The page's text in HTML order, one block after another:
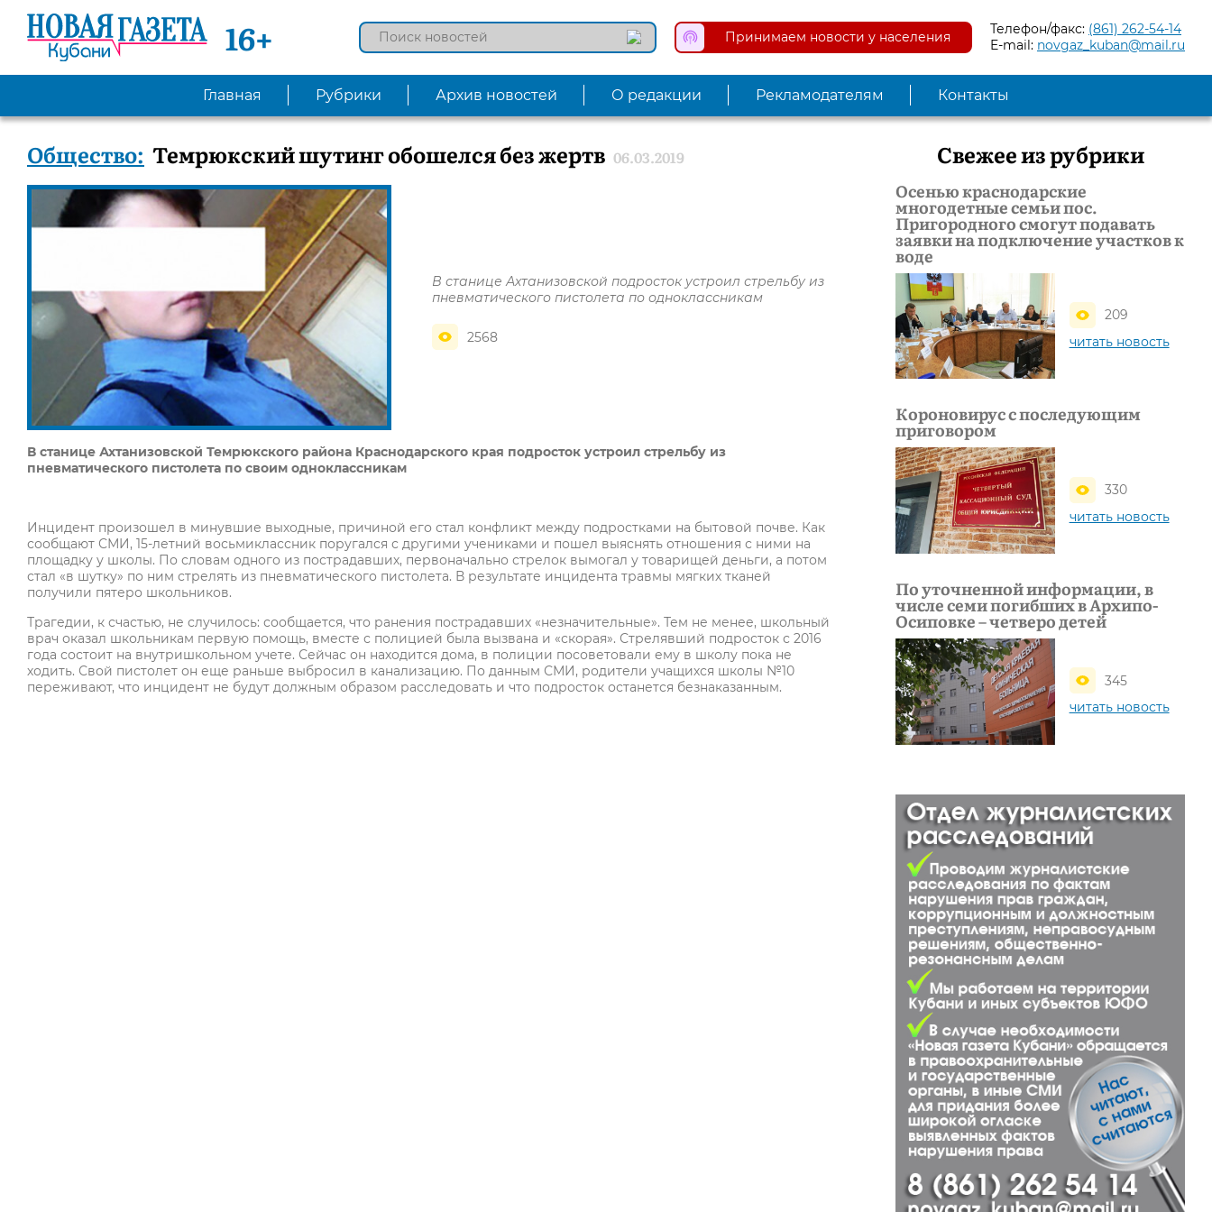
16+ Принимаем новости у населения Телефон/факс: (861) 262-54-14
E-mail: novgaz_kuban@mail.ru
Главная Рубрики Архив новостей О редакции Рекламодателям Контакты
Общество: Темрюкский шутинг обошелся без жертв 06.03.2019
В станице Ахтанизовской подросток устроил стрельбу из
пневматического пистолета по одноклассникам
2568
В станице Ахтанизовской Темрюкского района Краснодарского края подросток устроил стрельбу из
пневматического пистолета по своим одноклассникам
Инцидент произошел в минувшие выходные, причиной его стал конфликт между подростками на бытовой почве. Как
сообщают СМИ, 15-летний восьмиклассник поругался с другими учениками и пошел выяснять отношения с ними на
площадку у школы. По словам одного из пострадавших, первоначально стрелок вымогал у товарищей деньги, а потом
стал «в шутку» по ним стрелять из пневматического пистолета. В результате инцидента травмы мягких тканей
получили пятеро школьников.
Трагедии, к счастью, не случилось: сообщается, что ранения пострадавших «незначительные». Тем не менее, школьный
врач оказал школьникам первую помощь, вместе с полицией была вызвана и «скорая». Стрелявший подросток с 2016
года состоит на внутришкольном учете. Сейчас он находится дома, в полиции посоветовали ему в школу пока не
ходить. Свой пистолет он еще раньше выбросил в канализацию. По данным СМИ, родители учащихся школы №10
переживают, что инцидент не будут должным образом расследовать и что подросток останется безнаказанным.
Свежее из рубрики
Осенью краснодарские
многодетные семьи пос.
Пригородного смогут подавать
заявки на подключение участков к
воде
209
читать новость
Короновирус с последующим
приговором
330
читать новость
По уточненной информации, в
числе семи погибших в Архипо-
Осиповке – четверо детей
345
читать новость